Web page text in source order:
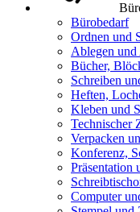
Bürobedarf
Ordnen und
Ablegen
Bücher,
Schreiben
Heften,
Kleben und
Technischer
Verpacken
Konferenz,
Präsentation
Computer